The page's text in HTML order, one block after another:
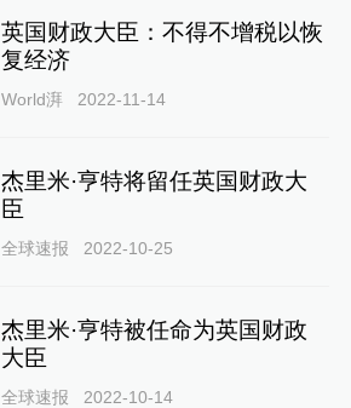
英国财政大臣：不得不增税以恢
复经济
World湃 2022-11-14
杰里米·亨特将留任英国财政大
臣
全球速报 2022-10-25
杰里米·亨特被任命为英国财政
大臣
全球速报 2022-10-14